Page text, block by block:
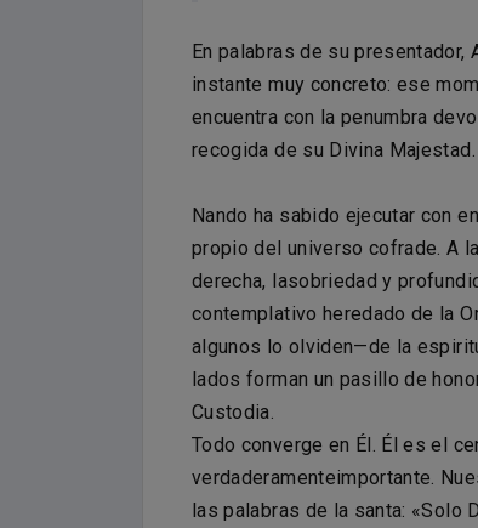
En palabras de su
instante muy concreto: ese
encuentra con la penumbra
recogida de su Divina
Nando ha sabido ejecutar con
propio del universo cofrade. A
derecha, lasobriedad y
contemplativo heredado de la
algunos lo olviden—de la
lados forman un pasillo de
Custodia.
Todo converge en Él. Él es el
verdaderamenteimportante.
las palabras de la santa: «Solo